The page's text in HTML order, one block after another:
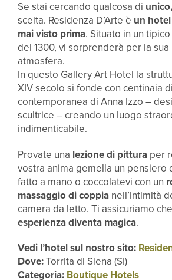
Se stai cercando qualcosa di unico,
scelta. Residenza D’Arte è un
mai visto prima. Situato in un
del 1300, vi sorprenderà per la
atmosfera.
In questo Gallery Art Hotel la
XIV secolo si fonde con centinaia
contemporanea di Anna Izzo –
scultrice – creando un luogo
indimenticabile.
Provate una lezione di pittura per
vostra anima gemella un pensiero
fatto a mano o coccolatevi con un
massaggio di coppia nell’intimità
camera da letto. Ti assicuriamo che
esperienza diventa magica.
Vedi l’hotel sul nostro sito:
Dove:Torrita di Siena (SI)
Categoria: Boutique Hotels